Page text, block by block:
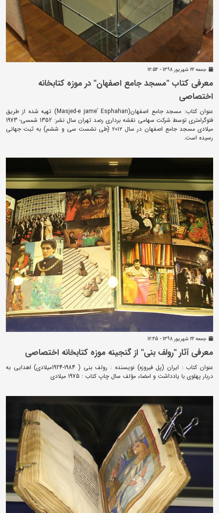
جمعه 22 شهريور 1398 - 12:54
معرفی کتاب "مسجد جامع اصفهان" در موزه کتابخانه
اختصاصی
عنوان کتاب: مسجد جامع اصفهان(Masjed-e jame’ Esphahan) تهیه شده از طریق
فتوگرامتری توسط شرکت سهامی نقشه برداری رصد تهران سال نشر: 1352 شمسی- 1973
میلادی مسجد جامع اصفهان در سال ۲۰۱۲ (طی نشست سی و ششم) به ثبت جهانی
رسیده است.
جمعه 22 شهريور 1398 - 12:45
معرفی آثار "رولف بنی" از گنجینه موزه کتابخانه اختصاصی
عنوان کتاب : ایران (پل فیروزه) نویسنده : رولف بنی ( 1984-1924میلادی) اهدایی به
دربار پهلوی با یادداشت و امضاء مؤلف سال چاپ کتاب : 1975 میلادی